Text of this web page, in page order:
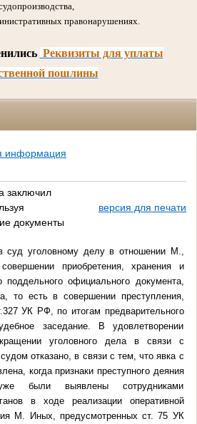
правонарушениях.
Реквизиты для уплаты
пошлины
информация
заключил
документы
версия для печати
уголовному делу в отношении М.,
приобретения, хранения и
поддельного официального документа,
то есть в совершении преступления,
УК РФ, по итогам предварительного
заседание. В удовлетворении
уголовного дела в связи с
отказано, в связи с тем, что явка с
когда признаки преступного деяния
были выявлены сотрудниками
в ходе реализации оперативной
М. Иных, предусмотренных ст. 75 УК